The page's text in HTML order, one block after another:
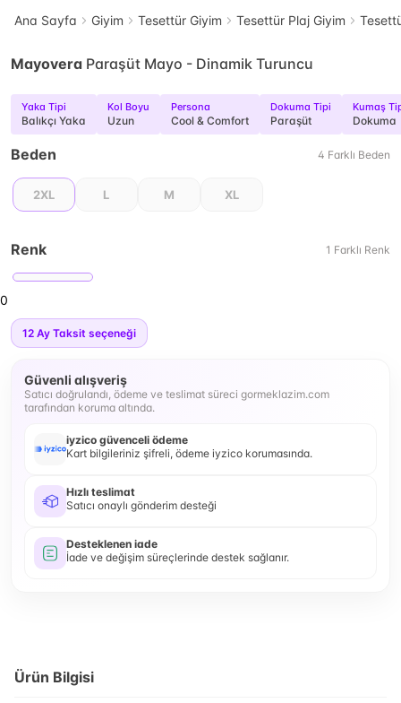
Ana Sayfa Giyim Tesettür Giyim Tesettür Plaj Giyim
Mayovera Paraşüt Mayo - Dinamik Turuncu
Yaka Tipi
Balıkçı Yaka
Kol Boyu
Uzun
Persona
Cool & Comfort
Dokuma Tipi
Paraşüt
Kumaş
Dokuma
Beden 4 Farklı Beden
2XL L M XL
Renk 1 Farklı Renk
0
12 Ay Taksit seçeneği
Güvenli alışveriş
Satıcı doğrulandı, ödeme ve teslimat süreci gormeklazim.com
tarafından koruma altında.
iyzico güvenceli ödeme
Kart bilgileriniz şifreli, ödeme iyzico korumasında.
Hızlı teslimat
Satıcı onaylı gönderim desteği
Desteklenen iade
İade ve değişim süreçlerinde destek sağlanır.
Ürün Bilgisi